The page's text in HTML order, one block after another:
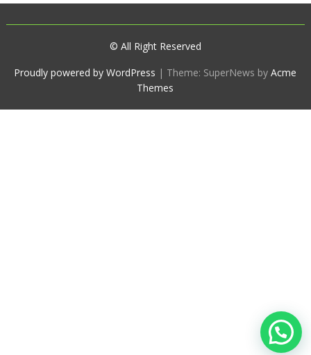
© All Right Reserved
Proudly powered by WordPress | Theme: SuperNews byAcme
Themes